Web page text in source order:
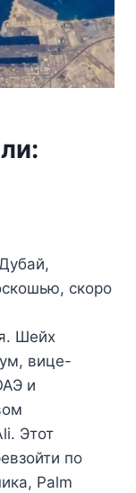
скоро
Шейх
вице-
и
Этот
по
Palm